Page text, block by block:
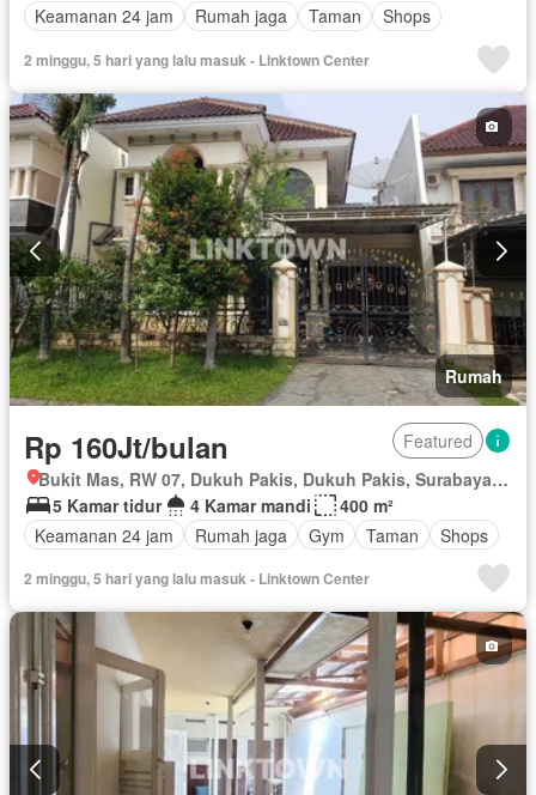
Keamanan 24 jam
Rumah jaga Taman Shops
2 minggu, 5 hari yang lalu masuk - Linktown Center
Rumah
Rp 160Jt/bulan
Featured
Bukit Mas, RW 07, Dukuh Pakis, Dukuh Pakis, Surabaya, Jawa Timur
5 Kamar tidur
4 Kamar mandi
400 m²
Keamanan 24 jam
Rumah jaga Gym Taman Shops
2 minggu, 5 hari yang lalu masuk - Linktown Center